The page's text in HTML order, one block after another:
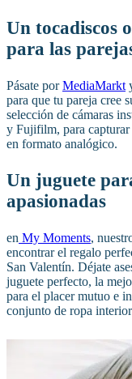
Un tocadiscos
para las
Pásate porMediaMarkt
para que tu pareja cree
selección de cámaras
y Fujifilm, para capturar
en formato analógico.
Un juguete
apasionadas
en My Moments,
encontrar el regalo
San Valentín. Déjate
juguete perfecto, la
para el placer mutuo e
conjunto de ropa